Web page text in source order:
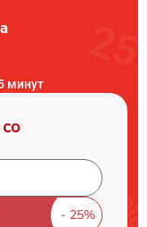
минут